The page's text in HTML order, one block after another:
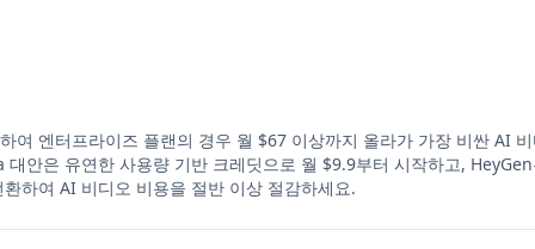
여 엔터프라이즈 플랜의 경우 월 $67 이상까지 올라가 가장 비싼 AI
안은 유연한 사용량 기반 크레딧으로 월 $9.9부터 시작하고,
하여 AI 비디오 비용을 절반 이상 절감하세요.